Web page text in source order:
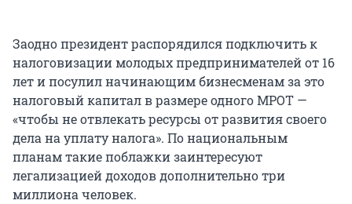
Заодно президент распорядился подключить к
налоговизации молодых предпринимателей от 16
лет и посулил начинающим бизнесменам за это
налоговый капитал в размере одного МРОТ —
«чтобы не отвлекать ресурсы от развития своего
дела на уплату налога». По национальным
планам такие поблажки заинтересуют
легализацией доходов дополнительно три
миллиона человек.